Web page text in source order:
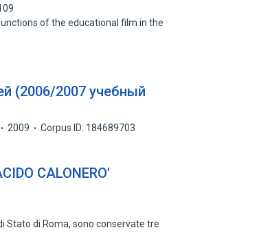
of the educational film in the
(2006/2007 учебный
2009 Corpus ID: 184689703
CALONERO'
Stato di Roma, sono conservate tre